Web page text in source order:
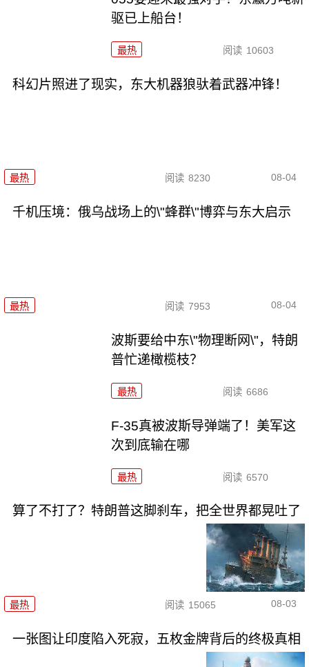
驱已上船台！
最热 阅读 10603
科幻片照进了现实，东大机器狼驮着武器冲锋！
最热 阅读 8230 08-04
千机压境：俄乌战场上的\"蜂群\"博弈与东大启示
最热 阅读 7953 08-04
波斯要给中东\"物理断网\"，特朗
普忙递橄榄枝？
最热 阅读 6686
F-35真被波斯导弹端了！美军这
次到底输在哪
最热 阅读 6570
算了不打了？特朗普这脚刹车，把全世界都晃吐了
最热 阅读 15065 08-03
一张图让印度陷入死寂，五枚金牌背后的终极真相